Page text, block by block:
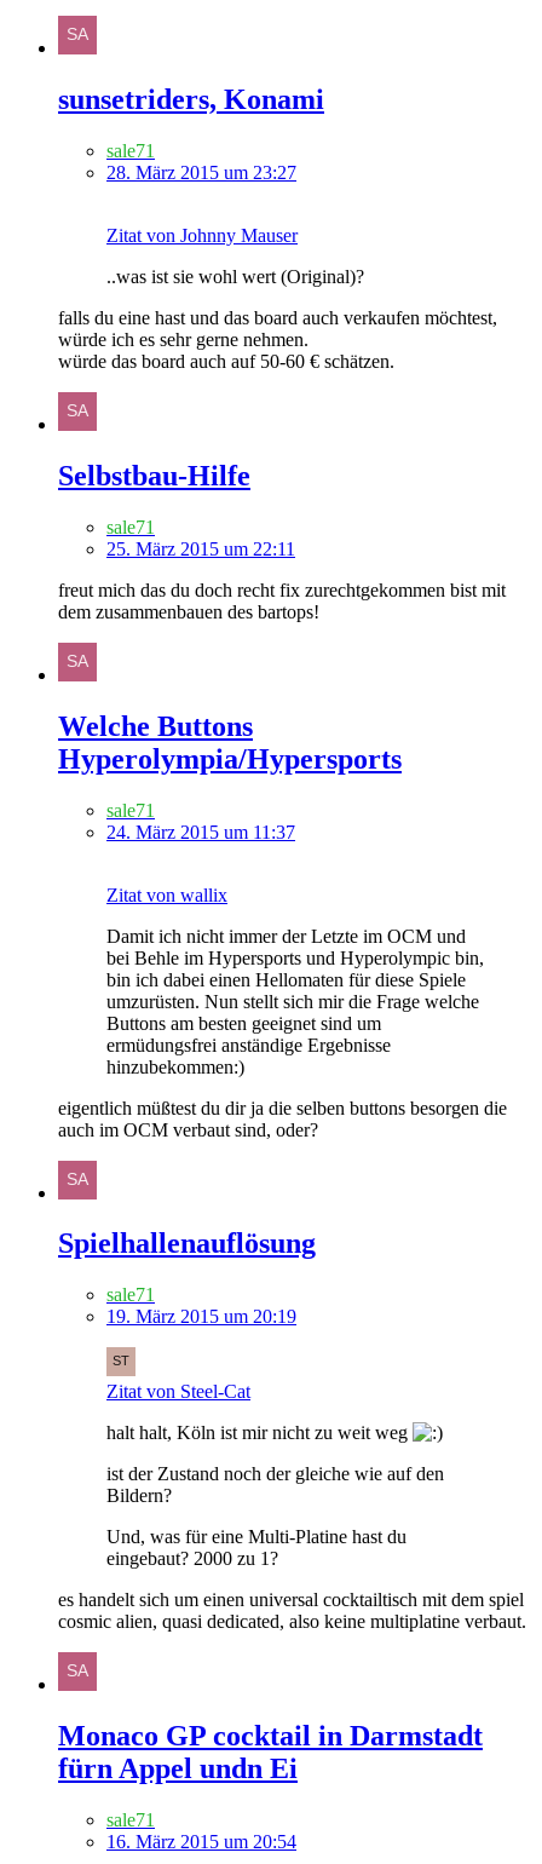
sunsetriders, Konami
sale71
28. März 2015 um 23:27
Zitat von Johnny Mauser
..was ist sie wohl wert (Original)?
falls du eine hast und das board auch verkaufen möchtest,
würde ich es sehr gerne nehmen.
würde das board auch auf 50-60 € schätzen.
Selbstbau-Hilfe
sale71
25. März 2015 um 22:11
freut mich das du doch recht fix zurechtgekommen bist mit
dem zusammenbauen des bartops!
Welche Buttons
Hyperolympia/Hypersports
sale71
24. März 2015 um 11:37
Zitat von wallix
Damit ich nicht immer der Letzte im OCM und
bei Behle im Hypersports und Hyperolympic bin,
bin ich dabei einen Hellomaten für diese Spiele
umzurüsten. Nun stellt sich mir die Frage welche
Buttons am besten geeignet sind um
ermüdungsfrei anständige Ergebnisse
hinzubekommen:)
eigentlich müßtest du dir ja die selben buttons besorgen die
auch im OCM verbaut sind, oder?
Spielhallenauflösung
sale71
19. März 2015 um 20:19
Zitat von Steel-Cat
halt halt, Köln ist mir nicht zu weit weg
ist der Zustand noch der gleiche wie auf den
Bildern?
Und, was für eine Multi-Platine hast du
eingebaut? 2000 zu 1?
es handelt sich um einen universal cocktailtisch mit dem spiel
cosmic alien, quasi dedicated, also keine multiplatine verbaut.
Monaco GP cocktail in Darmstadt
fürn Appel undn Ei
sale71
16. März 2015 um 20:54